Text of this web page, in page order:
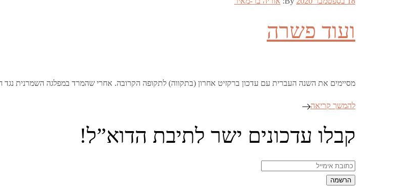
ועוד פשרה
מסיימים את השנה העברית עם עדכון ברקזיט אחרון (בתקווה) לתקופה הקרובה. אחרי שהמרד במפלגה השמרנית נגד
להמשך קריאה
קבלו עדכונים ישר לתיבת הדוא”ל!